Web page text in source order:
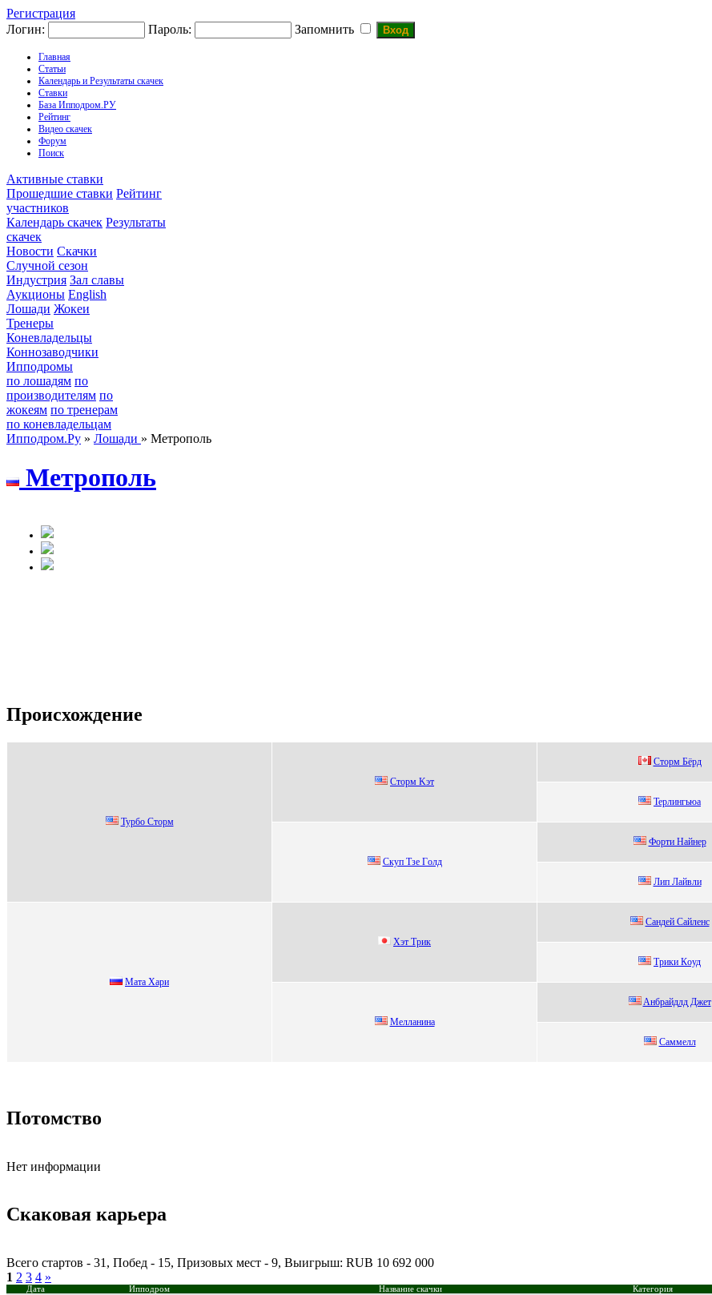
Регистрация
Логин:
Пароль: Запомнить
Главная
Статьи
Календарь и Результаты скачек
Ставки
База Ипподром.РУ
Рейтинг
Видео скачек
Форум
Поиск
Активные ставки
Прошедшие ставки Рейтинг
участников
Календарь скачек Результаты
скачек
Новости Скачки
Случной сезон
Индустрия Зал славы
Аукционы English
Лошади Жокеи
Тренеры
Коневладельцы
Коннозаводчики
Ипподромы
по лошадям по
производителям по
жокеям по тренерам
по коневладельцам
Ипподром.Ру » Лошади » Метрополь
Метрополь
Происхождение
Турбo Стoрм
Стopм Kэт
Стoрм Бёрд
Teрлингьюa
Скуп Tзе Гoлд
Форти Hайнeр
Лип Лaйвли
Мaтa Хaри
Xэт Тpик
Cандeй Cайлeнс
Tpики Кoуд
Мeлланина
Aнбрайдлд Джeт
Саммелл
Потомство
Нет информации
Скаковая карьера
Всего стартов - 31, Побед - 15, Призовых мест - 9, Выигрыш: RUB 10 692 000
1 2 3 4 »
Дата Ипподром Название скачки Категория